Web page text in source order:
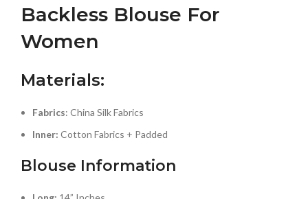
Backless Blouse For
Women
Materials:
Fabrics: China Silk Fabrics
Inner: Cotton Fabrics + Padded
Blouse Information